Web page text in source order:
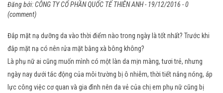
Đăng bởi:CÔNG TY CỔ PHẦN QUỐC TẾ THIÊN ANH- 19/12/2016 - 0
(comment)
Đắp mặt nạ dưỡng da vào thời điểm nào trong ngày là tốt nhất? Trước khi
đắp mặt nạ có nên rửa mặt bằng xà bông không?
Là phụ nữ ai cũng muốn mình có một làn da mịn màng, tươi trẻ, nhưng
ngày nay dưới tác động của môi trường bị ô nhiễm, thời tiết nắng nóng, áp
lực công việc cơ quan và gia đình nên da vẻ của chị em phụ nữ cũng bị